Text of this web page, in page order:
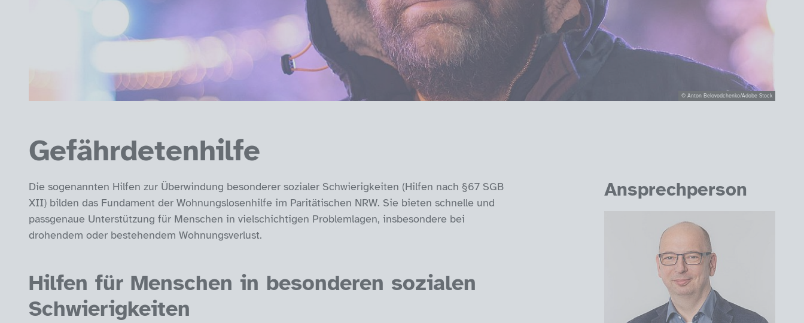
© Anton Belovodchenko/Adobe Stock
Gefährdetenhilfe
Die sogenannten Hilfen zur Überwindung besonderer sozialer Schwierigkeiten (Hilfen nach §67 SGB
XII) bilden das Fundament der Wohnungslosenhilfe im Paritätischen NRW. Sie bieten schnelle und
passgenaue Unterstützung für Menschen in vielschichtigen Problemlagen, insbesondere bei
drohendem oder bestehendem Wohnungsverlust.
Hilfen für Menschen in besonderen sozialen
Schwierigkeiten
Ansprechperson